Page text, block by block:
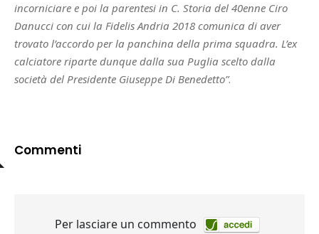
incorniciare e poi la parentesi in C. Storia del 40enne Ciro
Danucci con cui la Fidelis Andria 2018 comunica di aver
trovato l’accordo per la panchina della prima squadra. L’ex
calciatore riparte dunque dalla sua Puglia scelto dalla
società del Presidente Giuseppe Di Benedetto”.
Commenti